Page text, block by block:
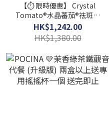
【⏱️ 限時優惠】 Crystal
Tomato®水晶蕃茄®祛斑霜
(升級配方)
HK$1,242.00
HK$1,380.00